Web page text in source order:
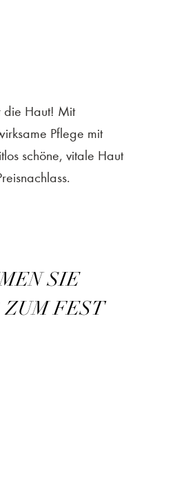
die Haut! Mit
Pflege mit
schöne, vitale Haut
SIE
ZUM FEST